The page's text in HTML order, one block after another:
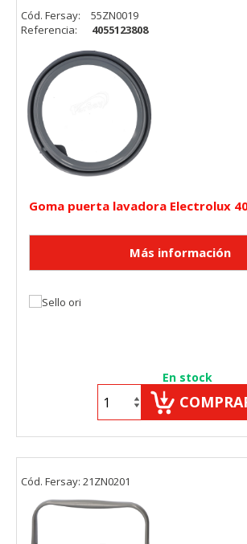
Goma puerta lavadora Electrolux
En stock
Cód. Fersay:
55ZN0019
Referencia:
4055123808
Cód. Fersay: 21ZN0201
Cookies Utilizadas:
Cookies dirigidas
Estas cookies pueden ser establecidas
sitio por nuestros socios publicitarios.
utilizadas por esas empresas para crear
intereses y mostrarle anuncios
No almacenan directamente información
que se basan en la identificación única
Cookies Utilizadas:
Puedes volver a configurar tus cookies desde
"Configuración de cookies" al pie de la página.
consultar nuestrapolítica de cookies